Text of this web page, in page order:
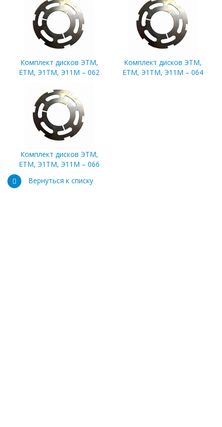
Комплект дисков ЭТМ,
ЕТМ, Э1ТМ, Э11М – 062
Комплект дисков ЭТМ,
ЕТМ, Э1ТМ, Э11М – 064
Комплект дисков ЭТМ,
ЕТМ, Э1ТМ, Э11М – 066
Вернуться к списку